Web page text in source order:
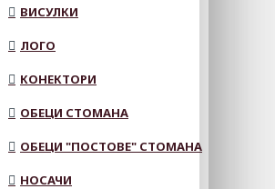
ВИСУЛКИ
ЛОГО
КОНЕКТОРИ
ОБЕЦИ СТОМАНА
ОБЕЦИ "ПОСТОВЕ" СТОМАНА
НОСАЧИ